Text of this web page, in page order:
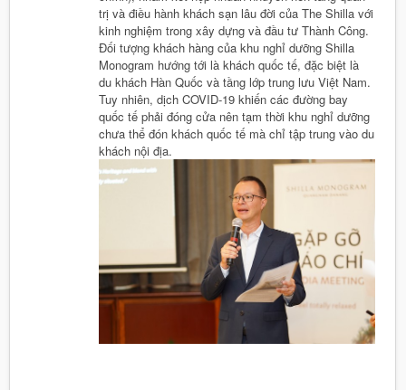
trị và điều hành khách sạn lâu đời của The Shilla với
kinh nghiệm trong xây dựng và đầu tư Thành Công.
Đối tượng khách hàng của khu nghỉ dưỡng Shilla
Monogram hướng tới là khách quốc tế, đặc biệt là
du khách Hàn Quốc và tầng lớp trung lưu Việt Nam.
Tuy nhiên, dịch COVID-19 khiến các đường bay
quốc tế phải đóng cửa nên tạm thời khu nghỉ dưỡng
chưa thể đón khách quốc tế mà chỉ tập trung vào du
khách nội địa.